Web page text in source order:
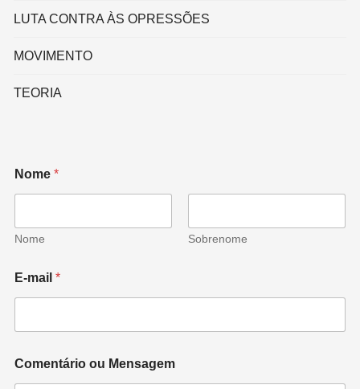
LUTA CONTRA ÀS OPRESSÕES
MOVIMENTO
TEORIA
Nome*
Nome Sobrenome
E-mail*
Comentário ou Mensagem